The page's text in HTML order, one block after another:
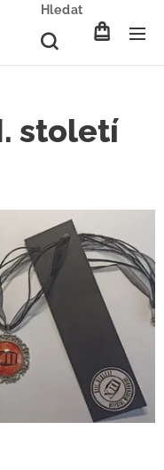
Hledat
století